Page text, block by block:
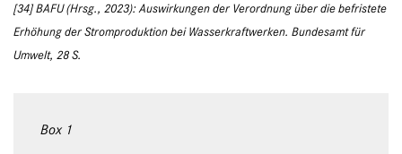
[34] BAFU (Hrsg., 2023): Auswirkungen der Verordnung über die befristete
Erhöhung der Stromproduktion bei Wasserkraftwerken. Bundesamt für
Umwelt, 28 S.
Box 1